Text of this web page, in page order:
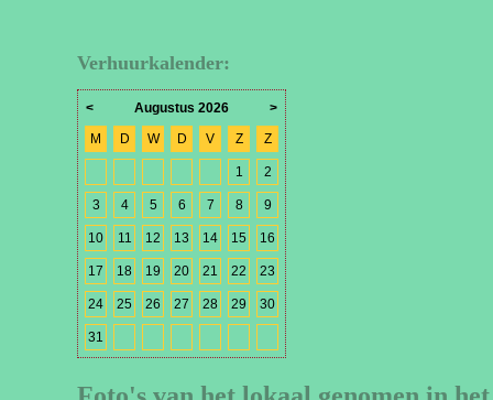
Verhuurkalender:
< Augustus 2026
>
M
D W D V Z Z
1 2
3 4 5 6 7 8 9
10 11 12 13 14 15 16
17 18 19 20 21 22 23
24 25 26 27 28 29 30
31